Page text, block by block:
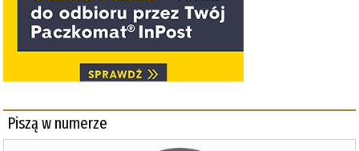
Piszą w numerze